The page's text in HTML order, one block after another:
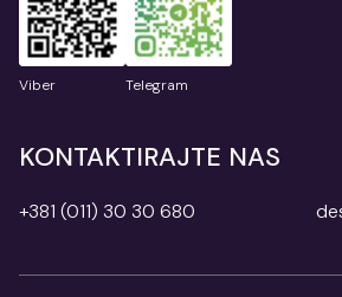
Viber Telegram
KONTAKTIRAJTE NAS
+381 (011) 30 30 680